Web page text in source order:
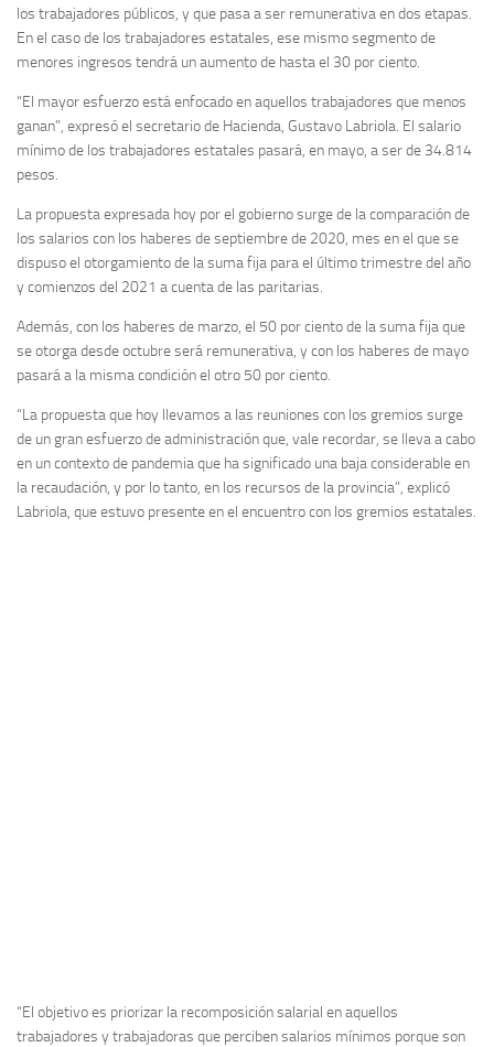
los trabajadores públicos, y que pasa a ser remunerativa en dos etapas.
En el caso de los trabajadores estatales, ese mismo segmento de
menores ingresos tendrá un aumento de hasta el 30 por ciento.
“El mayor esfuerzo está enfocado en aquellos trabajadores que menos
ganan”, expresó el secretario de Hacienda, Gustavo Labriola. El salario
mínimo de los trabajadores estatales pasará, en mayo, a ser de 34.814
pesos.
La propuesta expresada hoy por el gobierno surge de la comparación de
los salarios con los haberes de septiembre de 2020, mes en el que se
dispuso el otorgamiento de la suma fija para el último trimestre del año
y comienzos del 2021 a cuenta de las paritarias.
Además, con los haberes de marzo, el 50 por ciento de la suma fija que
se otorga desde octubre será remunerativa, y con los haberes de mayo
pasará a la misma condición el otro 50 por ciento.
“La propuesta que hoy llevamos a las reuniones con los gremios surge
de un gran esfuerzo de administración que, vale recordar, se lleva a cabo
en un contexto de pandemia que ha significado una baja considerable en
la recaudación, y por lo tanto, en los recursos de la provincia”, explicó
Labriola, que estuvo presente en el encuentro con los gremios estatales.
“El objetivo es priorizar la recomposición salarial en aquellos
trabajadores y trabajadoras que perciben salarios mínimos porque son